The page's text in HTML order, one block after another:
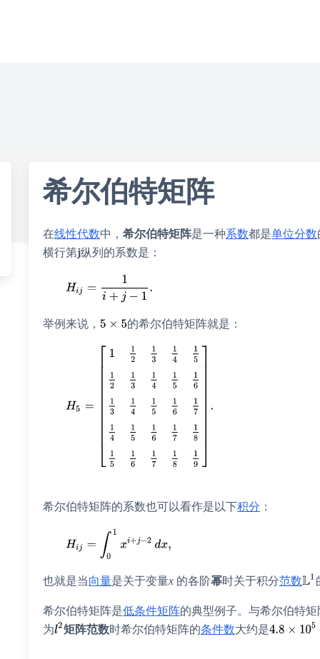
希尔伯特矩阵
在线性代数中，希尔伯特矩阵是一种系数都是单位分数
横行第j纵列的系数是：
举例来说， 的希尔伯特矩阵就是：
希尔伯特矩阵的系数也可以看作是以下积分 ：
也就是当向量是关于变量x 的各阶幂时关于积分范数
希尔伯特矩阵是低条件矩阵的典型例子。与希尔伯特
为
矩阵范数时希尔伯特矩阵的条件数大约是